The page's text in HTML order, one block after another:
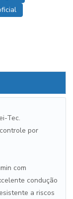
Tec.
por
com
condução
a riscos